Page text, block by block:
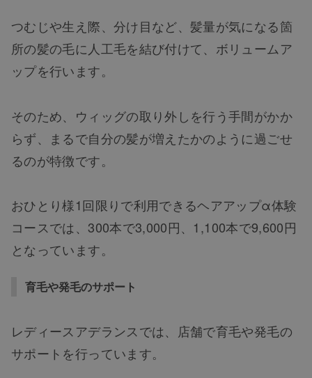
つむじや生え際、分け目など、髪量が気になる箇
所の髪の毛に人工毛を結び付けて、ボリュームア
ップを行います。
そのため、ウィッグの取り外しを行う手間がかか
らず、まるで自分の髪が増えたかのように過ごせ
るのが特徴です。
おひとり様1回限りで利用できるヘアアップα体験
コースでは、300本で3,000円、1,100本で9,600円
となっています。
育毛や発毛のサポート
レディースアデランスでは、店舗で育毛や発毛の
サポートを行っています。